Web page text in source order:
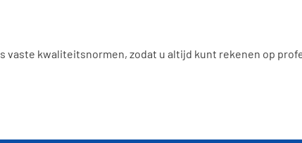
vaste kwaliteitsnormen, zodat u altijd kunt rekenen op